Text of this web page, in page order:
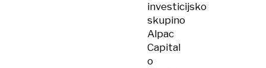
investicijsko
skupino
Alpac
Capital
o